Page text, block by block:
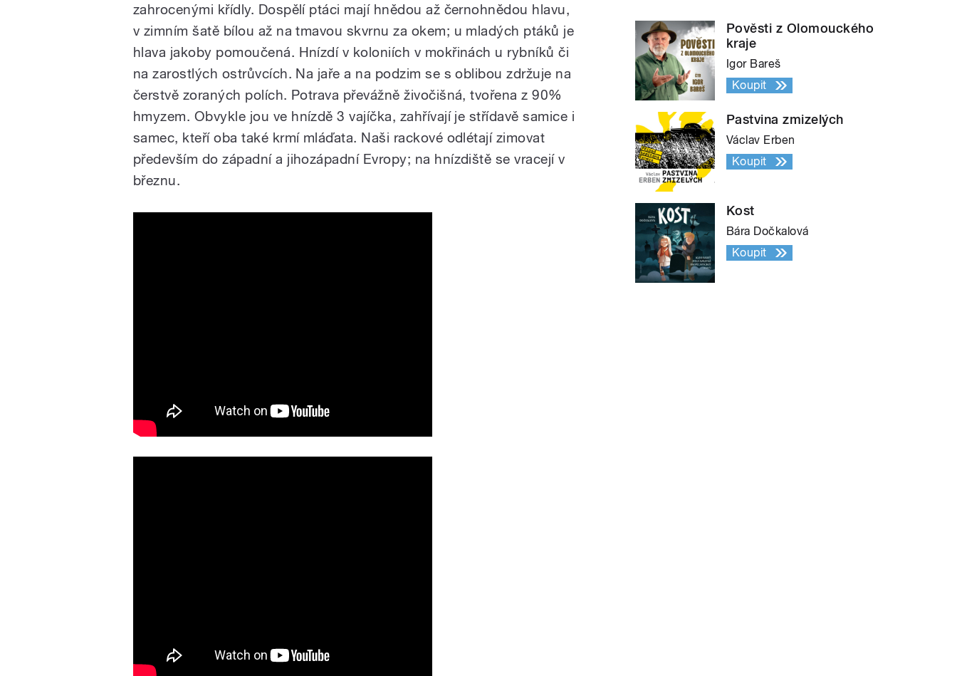
zahrocenými křídly. Dospělí ptáci mají hnědou až černohnědou hlavu,
v zimním šatě bílou až na tmavou skvrnu za okem; u mladých ptáků je
hlava jakoby pomoučená. Hnízdí v koloniích v mokřinách u rybníků či
na zarostlých ostrůvcích. Na jaře a na podzim se s oblibou zdržuje na
čerstvě zoraných polích. Potrava převážně živočišná, tvořena z 90%
hmyzem. Obvykle jou ve hnízdě 3 vajíčka, zahřívají je střídavě samice i
samec, kteří oba také krmí mláďata. Naši rackové odlétají zimovat
především do západní a jihozápadní Evropy; na hnízdiště se vracejí v
březnu.
Pověsti z Olomouckého
kraje
Igor Bareš
Koupit
Pastvina zmizelých
Václav Erben
Koupit
Kost
Bára Dočkalová
Koupit